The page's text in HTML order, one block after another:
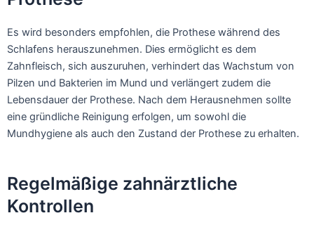
Es wird besonders empfohlen, die Prothese während des
Schlafens herauszunehmen. Dies ermöglicht es dem
Zahnfleisch, sich auszuruhen, verhindert das Wachstum von
Pilzen und Bakterien im Mund und verlängert zudem die
Lebensdauer der Prothese. Nach dem Herausnehmen sollte
eine gründliche Reinigung erfolgen, um sowohl die
Mundhygiene als auch den Zustand der Prothese zu erhalten.
Regelmäßige zahnärztliche
Kontrollen